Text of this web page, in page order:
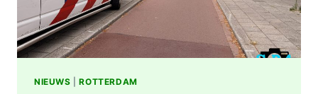
NIEUWS |ROTTERDAM